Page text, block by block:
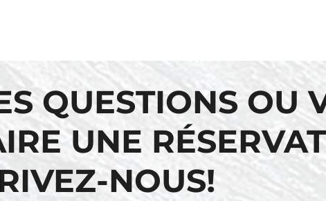
QUESTIONS OU
UNE
NOUS!